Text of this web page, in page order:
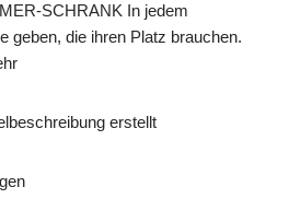
SCHRANK In jedem
geben, die ihren Platz brauchen.
erstellt